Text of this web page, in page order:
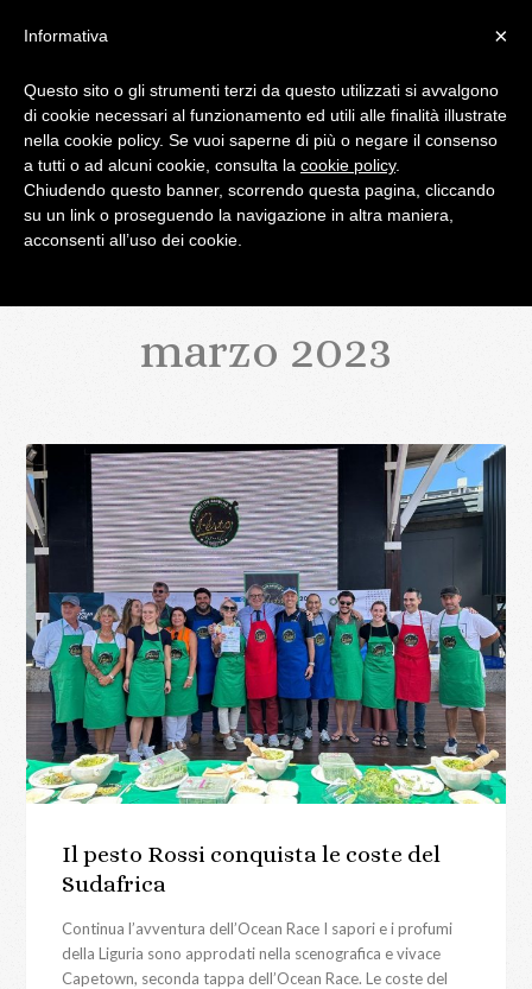
IL BLOG DI PALATIFINI.IT
MENU
marzo 2023
Il pesto Rossi conquista le coste del
Sudafrica
Continua l’avventura dell’Ocean Race I sapori e i profumi
della Liguria sono approdati nella scenografica e vivace
Capetown, seconda tappa dell’Ocean Race. Le coste del
×
Informativa
Questo sito o gli strumenti terzi da questo utilizzati si avvalgono
di cookie necessari al funzionamento ed utili alle finalità illustrate
nella cookie policy. Se vuoi saperne di più o negare il consenso
a tutti o ad alcuni cookie, consulta la cookie policy.
Chiudendo questo banner, scorrendo questa pagina, cliccando
su un link o proseguendo la navigazione in altra maniera,
acconsenti all’uso dei cookie.